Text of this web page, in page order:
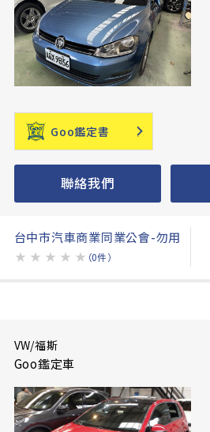
Goo鑑定書
聯絡我們
台中市汽車商業同業公會-勿用
★ ★ ★ ★ ★ （0件）
VW/福斯
Goo鑑定車